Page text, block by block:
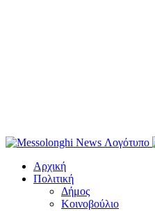
Αρχική
Πολιτική
Δήμος
Κοινοβούλιο